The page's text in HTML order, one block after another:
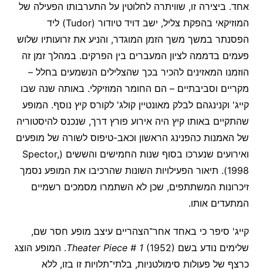
אחד. ביצירה זו, שוויתרה לחלוטין על התערבותו הפעילה של
המוזיקאי בהפקת צליל, ישב דויד טיודור (Tudor) ליד
הפסנתר במשך משך הזמן המוגדר, והניע את זרועותיו שלוש
פעמים בדממה לציון המעברים בין הפרקים. במהלך זמן זה
הוזמנו המאזינים להכיר בכך שהצלילים הנשמעים בחלל –
מקריים וסביבתיים – הם החומר המוזיקלי. באותה שנה שבו
קייג' וקנינגהם לבלק מאונטיין קולג' לקורס קיץ נוסף. המופע
שהתקיים באותו קיץ היה אירוע פורץ דרך, שנכנס להיסטוריה
של האמנות כהפנינג הראשון וכאב-טיפוס לשורה של מופעים
ואירועים שנערכו בסוף שנות החמישים והששים (Spector,
1998). תיאור הפעילויות השונות שהרכיבו את המופע נסמך
זיכרונות המשתתפים, שכן לא השתמרו מסמכים רשמיים
המתעדים אותו.
קייג' סיפר כי באחד אחר־הצהריים עיצב מופע חסר שם,
שלימים נודע בשם
Theater Piece # 1(1952). המופע הוצג
כרצף של פעולות סימולטניות, בלתי־תלויות זו בזו, ללא